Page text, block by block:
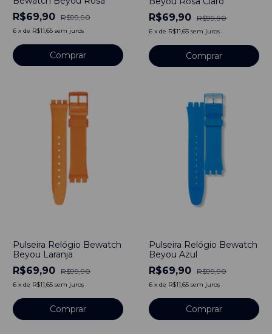
R$69,90 R$99,90
6 x de R$11,65 sem juros
R$69,90 R$99,90
6 x de R$11,65 sem juros
Comprar
Pulseira Relógio Bewatch
Beyou Laranja
R$69,90 R$99,90
6 x de R$11,65 sem juros
Comprar
Pulseira Relógio Bewatch
Beyou Azul
R$69,90 R$99,90
6 x de R$11,65 sem juros
Comprar